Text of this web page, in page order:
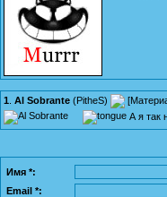
1 Al Sobrante (PitheS) [
А я так
Имя *:
Email *: